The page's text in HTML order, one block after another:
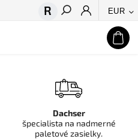
EUR
Hľadať
Dachser
špecialista na nadmerné
paletové zasielky.